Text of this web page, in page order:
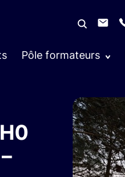
Pôle formateurs